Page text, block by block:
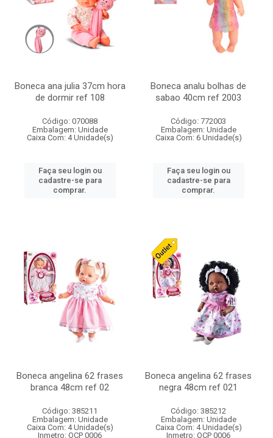
Boneca ana julia 37cm hora
de dormir ref 108
Código: 070088
Embalagem: Unidade
Caixa Com: 4 Unidade(s)
Faça seu login ou
cadastre-se para
comprar.
Boneca analu bolhas de
sabao 40cm ref 2003
Código: 772003
Embalagem: Unidade
Caixa Com: 6 Unidade(s)
Faça seu login ou
cadastre-se para
comprar.
Boneca angelina 62 frases
branca 48cm ref 02
Código: 385211
Embalagem: Unidade
Caixa Com: 4 Unidade(s)
Inmetro: OCP 0006
Boneca angelina 62 frases
negra 48cm ref 021
Código: 385212
Embalagem: Unidade
Caixa Com: 4 Unidade(s)
Inmetro: OCP 0006